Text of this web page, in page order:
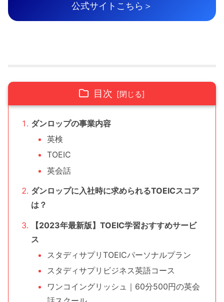
公式サイトこちら＞
目次
ダンロップの事業内容
英検
TOEIC
英会話
ダンロップに入社時に求められるTOEICスコア
は？
【2023年最新版】TOEIC学習おすすめサービ
ス
スタディサプリTOEICパーソナルプラン
スタディサプリビジネス英語コース
ワンコイングリッシュ｜60分500円の英会